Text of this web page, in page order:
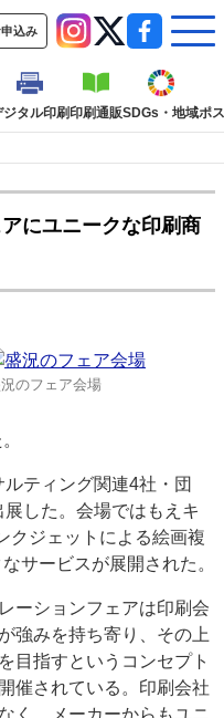
込み
ジタル印刷印刷通販SDGs・地域ポ
タル印刷
イベント 信用情報
様なビジネス・多彩な商材～
2022 検査・校正特集
刷機材年鑑
にユニークな印刷商
のフェア会場
ティング関連4社・団
した。会場ではもえキ
クジェットによる絵画複
サービスが展開された。
ーションフェアは印刷会
強みを持ち寄り、その上
目指すというコンセプト
催されている。印刷会社
く、メーカーからもユニ